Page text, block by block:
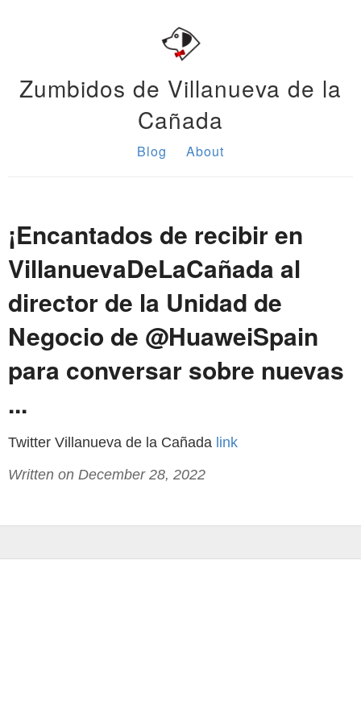
Zumbidos de Villanueva de la
Cañada
Blog About
¡Encantados de recibir en
VillanuevaDeLaCañada al
director de la Unidad de
Negocio de @HuaweiSpain
para conversar sobre nuevas
...
Twitter Villanueva de la Cañada link
Written on December 28, 2022